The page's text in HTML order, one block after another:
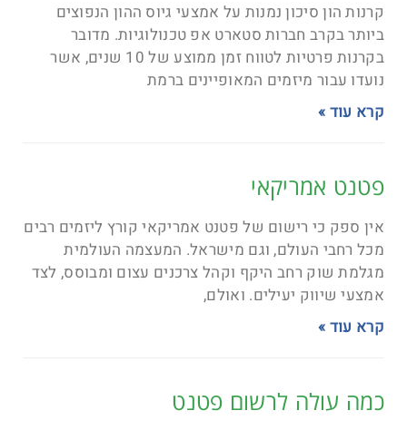
קרנות הון סיכון נמנות על אמצעי גיוס ההון הנפוצים
ביותר בקרב חברות סטארט אפ טכנולוגיות. מדובר
בקרנות פרטיות לטווח זמן ממוצע של 10 שנים, אשר
נועדו עבור מיזמים המאופיינים ברמת
קרא עוד »
פטנט אמריקאי
אין ספק כי רישום של פטנט אמריקאי קורץ ליזמים רבים
מכל רחבי העולם, וגם מישראל. המעצמה העולמית
מגלמת שוק רחב היקף וקהל צרכנים עצום ומבוסס, לצד
אמצעי שיווק יעילים. ואולם,
קרא עוד »
כמה עולה לרשום פטנט